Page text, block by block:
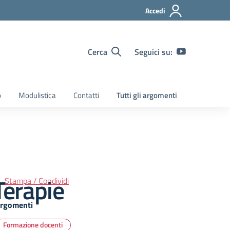
Accedi
Cerca Seguici su:
Modulistica Contatti Tutti gli argomenti
Stampa / Condividi
Formazione docenti